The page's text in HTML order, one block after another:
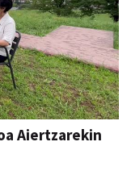
Aiertzarekin